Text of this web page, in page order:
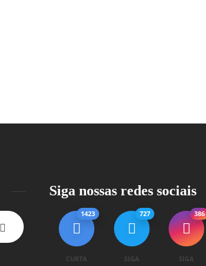
Siga nossas redes sociais
1423
CURTA
727
SIGA
386
SIGA